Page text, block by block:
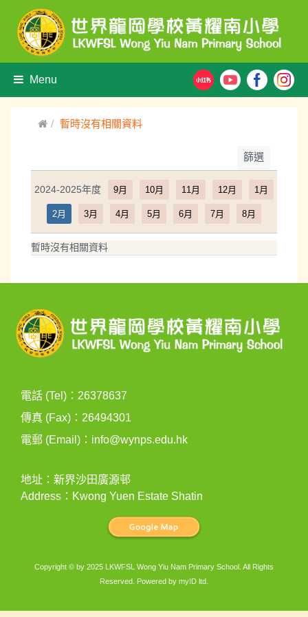
Menu
暫時沒有相關資料
篩選
2024-2025年度 9月 10月 11月 12月 1月
2月 3月 4月 5月 6月 7月 8月
暫時沒有相關資料
電話 (Tel)：26378637
傳真 (Fax)：26494301
電郵 (Email)： info@wynps.edu.hk
地址：新界沙田廣源邨
Address：Kwong Yuen Estate Shatin
Copyright © by 2025 LKWFSL Wong Yiu Nam Primary School. All Rights
Reserved. Powered by myID ltd